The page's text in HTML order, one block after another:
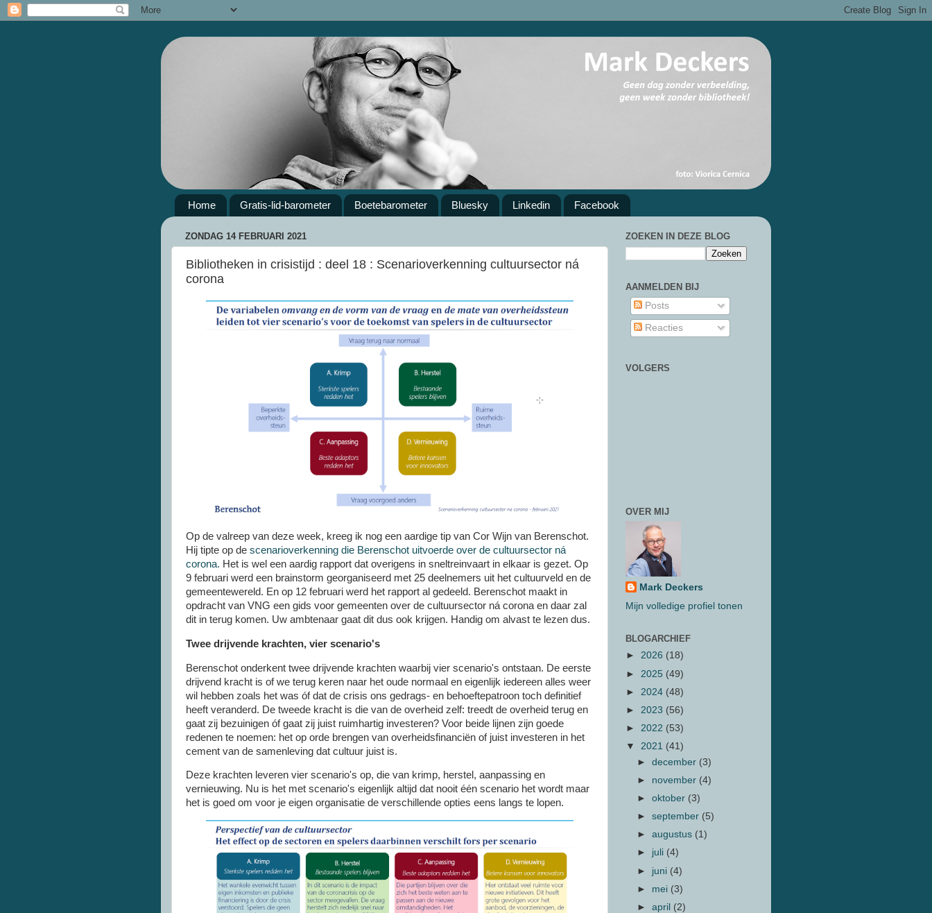
Home Gratis-lid-barometer Boetebarometer Bluesky Linkedin Facebook
ZONDAG 14 FEBRUARI 2021
Bibliotheken in crisistijd : deel 18 : Scenarioverkenning cultuursector ná
corona
Op de valreep van deze week, kreeg ik nog een aardige tip van Cor Wijn van Berenschot.
Hij tipte op de scenarioverkenning die Berenschot uitvoerde over de cultuursector ná
corona. Het is wel een aardig rapport dat overigens in sneltreinvaart in elkaar is gezet. Op
9 februari werd een brainstorm georganiseerd met 25 deelnemers uit het cultuurveld en de
gemeentewereld. En op 12 februari werd het rapport al gedeeld. Berenschot maakt in
opdracht van VNG een gids voor gemeenten over de cultuursector ná corona en daar zal
dit in terug komen. Uw ambtenaar gaat dit dus ook krijgen. Handig om alvast te lezen dus.
Twee drijvende krachten, vier scenario's
Berenschot onderkent twee drijvende krachten waarbij vier scenario's ontstaan. De eerste
drijvend kracht is of we terug keren naar het oude normaal en eigenlijk iedereen alles weer
wil hebben zoals het was óf dat de crisis ons gedrags- en behoeftepatroon toch definitief
heeft veranderd. De tweede kracht is die van de overheid zelf: treedt de overheid terug en
gaat zij bezuinigen óf gaat zij juist ruimhartig investeren? Voor beide lijnen zijn goede
redenen te noemen: het op orde brengen van overheidsfinanciën of juist investeren in het
cement van de samenleving dat cultuur juist is.
Deze krachten leveren vier scenario's op, die van krimp, herstel, aanpassing en
vernieuwing. Nu is het met scenario's eigenlijk altijd dat nooit één scenario het wordt maar
het is goed om voor je eigen organisatie de verschillende opties eens langs te lopen.
ZOEKEN IN DEZE BLOG
AANMELDEN BIJ
Posts
Reacties
VOLGERS
OVER MIJ
Mark Deckers
Mijn volledige profiel tonen
BLOGARCHIEF
► 2026 (18)
► 2025 (49)
► 2024 (48)
► 2023 (56)
► 2022 (53)
▼ 2021 (41)
►december (3)
► november (4)
►oktober (3)
►september (5)
►augustus (1)
► juli (4)
► juni (4)
► mei (3)
►april (2)